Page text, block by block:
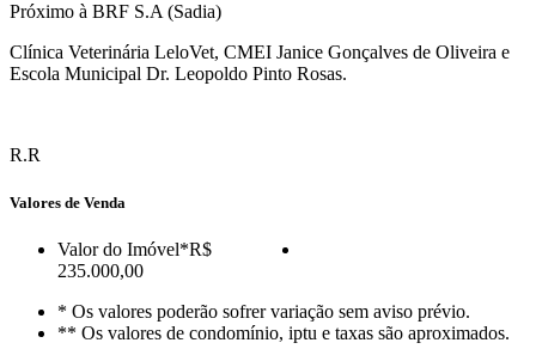
Próximo à BRF S.A (Sadia)
Clínica Veterinária LeloVet, CMEI Janice Gonçalves de Oliveira e
Escola Municipal Dr. Leopoldo Pinto Rosas.
R.R
Valores de Venda
Valor do Imóvel*R$
235.000,00
* Os valores poderão sofrer variação sem aviso prévio.
** Os valores de condomínio, iptu e taxas são aproximados.